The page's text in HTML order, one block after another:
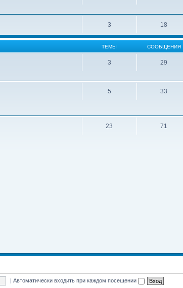
3 18
ТЕМЫ СООБЩЕНИЯ
3 29
5 33
23 71
|Автоматически входить при каждом посещении